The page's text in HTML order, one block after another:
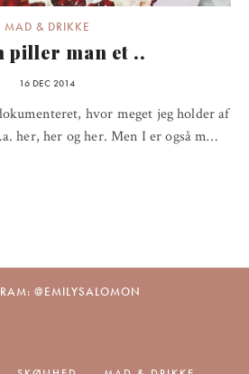
MAD & DRIKKE
piller man et ..
16 DEC 2014
hvor meget jeg holder af
her, her og her. Men I er også m…
@EMILYSALOMON